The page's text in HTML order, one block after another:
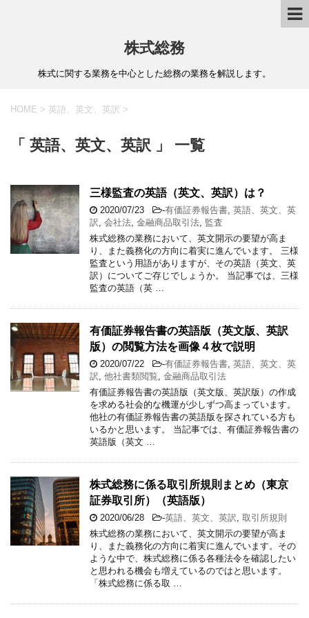
株式総務
株式に関する業務を中心とした総務の業務を解説します。
HOME > 英語、英文、英訳 >
「 英語、英文、英訳 」 一覧
三様監査の英語（英文、英訳）は？
2020/07/23 -有価証券報告書 英語、英文、英
訳 会社法 金融商品取引法 監査
株式総務の業務において、英文開示の要望が高ま
り、また義務化の方向に着実に進んでいます。 三様
監査という用語がありますが、その英語（英文、英
訳）についてご存じでしょうか。 当記事では、三様
監査の英語（英 …
有価証券報告書の英語版（英文版、英訳
版）の閲覧方法を画像４枚で説明
2020/07/22 -有価証券報告書 英語、英文、英
訳 他社書類閲覧 金融商品取引法
有価証券報告書の英語版（英文版、英訳版）の作成
を求める社会的な機運が少しずつ高まっています。
他社の有価証券報告書の英語版を探されている方も
いるかと思います。 当記事では、有価証券報告書の
英語版（英文 …
株式総務に係る取引所規則まとめ（東京
証券取引所）（英語版）
2020/06/28 -英語、英文、英訳 取引所規則
株式総務の業務において、英文開示の要望が高ま
り、また義務化の方向に着実に進んでいます。その
ような中で、株式総務に係る各種法令を確認したい
と思われる機会も増えているのではと思います。
「株式総務に係る取 …